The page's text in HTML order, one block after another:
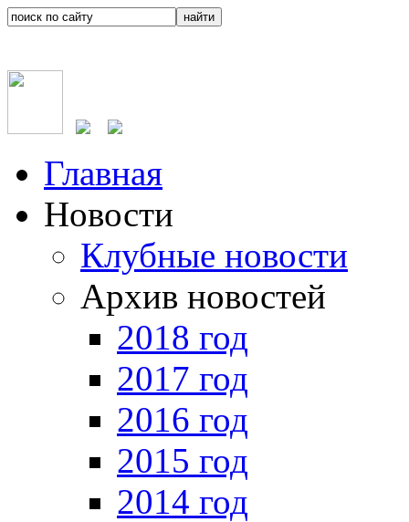
Главная
Новости
Клубные новости
Архив новостей
2018 год
2017 год
2016 год
2015 год
2014 год